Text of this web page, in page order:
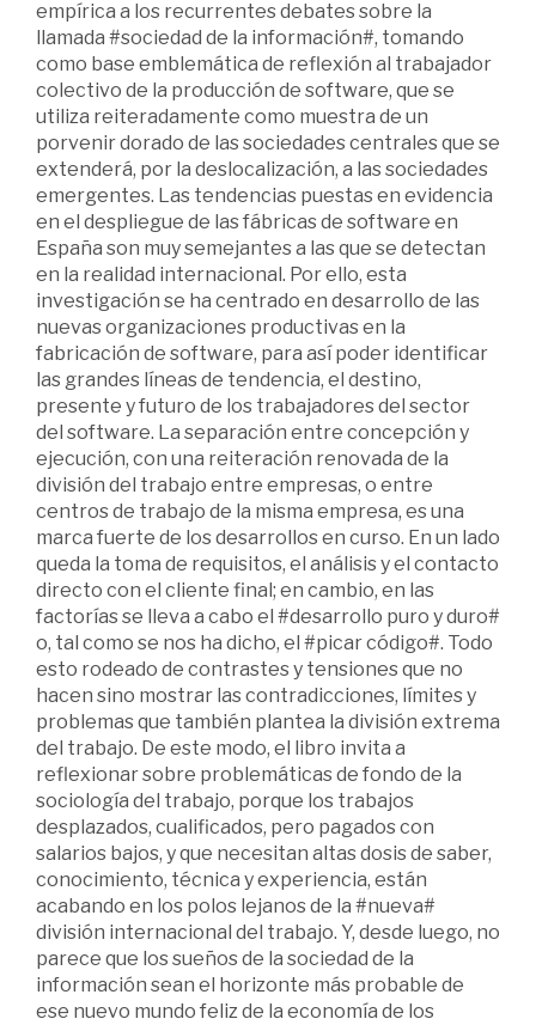
empírica a los recurrentes debates sobre la
llamada #sociedad de la información#, tomando
como base emblemática de reflexión al trabajador
colectivo de la producción de software, que se
utiliza reiteradamente como muestra de un
porvenir dorado de las sociedades centrales que se
extenderá, por la deslocalización, a las sociedades
emergentes. Las tendencias puestas en evidencia
en el despliegue de las fábricas de software en
España son muy semejantes a las que se detectan
en la realidad internacional. Por ello, esta
investigación se ha centrado en desarrollo de las
nuevas organizaciones productivas en la
fabricación de software, para así poder identificar
las grandes líneas de tendencia, el destino,
presente y futuro de los trabajadores del sector
del software. La separación entre concepción y
ejecución, con una reiteración renovada de la
división del trabajo entre empresas, o entre
centros de trabajo de la misma empresa, es una
marca fuerte de los desarrollos en curso. En un lado
queda la toma de requisitos, el análisis y el contacto
directo con el cliente final; en cambio, en las
factorías se lleva a cabo el #desarrollo puro y duro#
o, tal como se nos ha dicho, el #picar código#. Todo
esto rodeado de contrastes y tensiones que no
hacen sino mostrar las contradicciones, límites y
problemas que también plantea la división extrema
del trabajo. De este modo, el libro invita a
reflexionar sobre problemáticas de fondo de la
sociología del trabajo, porque los trabajos
desplazados, cualificados, pero pagados con
salarios bajos, y que necesitan altas dosis de saber,
conocimiento, técnica y experiencia, están
acabando en los polos lejanos de la #nueva#
división internacional del trabajo. Y, desde luego, no
parece que los sueños de la sociedad de la
información sean el horizonte más probable de
ese nuevo mundo feliz de la economía de los